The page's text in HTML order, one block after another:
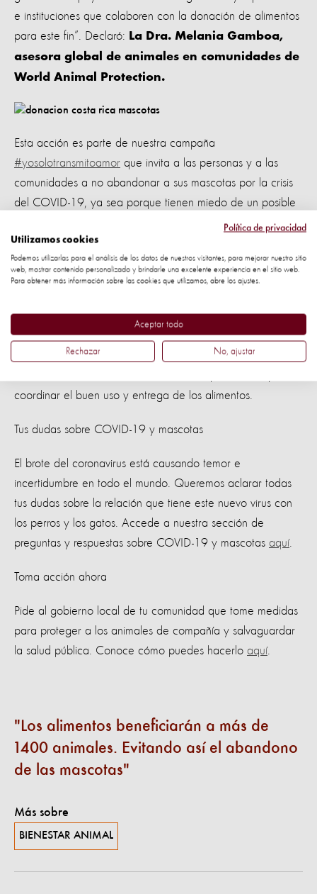
e instituciones que colaboren con la donación de alimentos
para este fin”. Declaró: La Dra. Melania Gamboa,
asesora global de animales en comunidades de
World Animal Protection.
Esta acción es parte de nuestra campaña
#yosolotransmitoamor que invita a las personas y a las
comunidades a no abandonar a sus mascotas por la crisis
del COVID-19, ya sea porque tienen miedo de un posible
contagio por la desinformación o por el impacto de la
situación económica.
La donación se hace en colaboración con las
Desamparados, Montes de Oca, la Asociación Nacional
Protectora de Animales (ANPA), la Fuerza Pública de Limón
y líderes comunales, quienes son los encargados de
coordinar el buen uso y entrega de los alimentos.
Tus dudas sobre COVID-19 y mascotas
El brote del coronavirus está causando temor e
incertidumbre en todo el mundo. Queremos aclarar todas
tus dudas sobre la relación que tiene este nuevo virus con
los perros y los gatos. Accede a nuestra sección de
preguntas y respuestas sobre COVID-19 y mascotas aquí.
Toma acción ahora
Pide al gobierno local de tu comunidad que tome medidas
para proteger a los animales de compañía y salvaguardar
la salud pública. Conoce cómo puedes hacerlo aquí.
Los alimentos beneficiarán a más de
1400 animales. Evitando así el abandono
de las mascotas
Más sobre
BIENESTAR ANIMAL
Política de privacidad
Utilizamos cookies
Podemos utilizarlas para el análisis de los datos de nuestros visitantes, para mejorar nuestro sitio
web, mostrar contenido personalizado y brindarle una excelente experiencia en el sitio web.
Para obtener más información sobre las cookies que utilizamos, abre los ajustes.
Aceptar todo
Rechazar No, ajustar